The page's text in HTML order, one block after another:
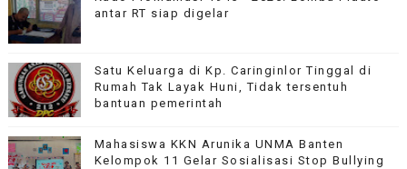
antar RT siap digelar
Satu Keluarga di Kp. Caringinlor Tinggal di
Rumah Tak Layak Huni, Tidak tersentuh
bantuan pemerintah
Mahasiswa KKN Arunika UNMA Banten
Kelompok 11 Gelar Sosialisasi Stop Bullying